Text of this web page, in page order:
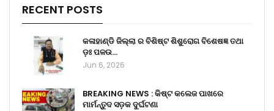
RECENT POSTS
କଳାହାଣ୍ଡି ଜିଲ୍ଲା ର ବିଶିଷ୍ଟ ଶିଶୁରୋଗ ବିଶେଷଜ୍ଞ ତଥା
ଡ଼ଃ ପଳଉ…
Jun 6, 2026
BREAKING NEWS : କିଷ୍ଟ କଲେଜ ପାଖରେ
ମାର୍ମନ୍ତୁଦ ସଡ଼କ ଦୁର୍ଘଟଣା